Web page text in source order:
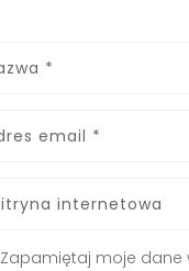
Zapamiętaj moje dane